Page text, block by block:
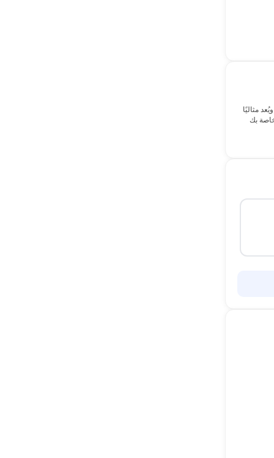
الخلابة. يضم هذا اليخت الفاخر 4 كبائن فسيحة تستوعب ما يصل إلى 8 ضيوف، ويُعد مثاليًا
بك